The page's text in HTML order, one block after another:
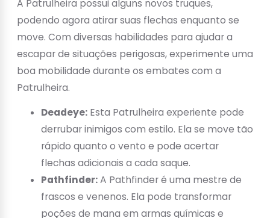
A Patrulheira possui alguns novos truques,
podendo agora atirar suas flechas enquanto se
move. Com diversas habilidades para ajudar a
escapar de situações perigosas, experimente uma
boa mobilidade durante os embates com a
Patrulheira.
Deadeye: Esta Patrulheira experiente pode
derrubar inimigos com estilo. Ela se move tão
rápido quanto o vento e pode acertar
flechas adicionais a cada saque.
Pathfinder:A Pathfinder é uma mestre de
frascos e venenos. Ela pode transformar
poções de mana em armas químicas e